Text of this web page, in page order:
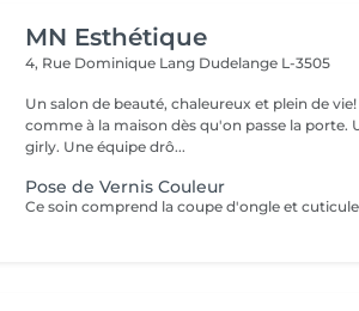
MN Esthétique
4, Rue Dominique Lang Dudelange L-3505
Un salon de beauté, chaleureux et plein de
comme à la maison dès qu'on passe la porte. Une déco simple et
girly. Une équipe drô...
Pose de Vernis Couleur